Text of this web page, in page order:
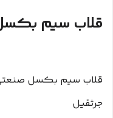
قلاب سیم
قلاب سیم بکسل صنعتی
جرثقیل